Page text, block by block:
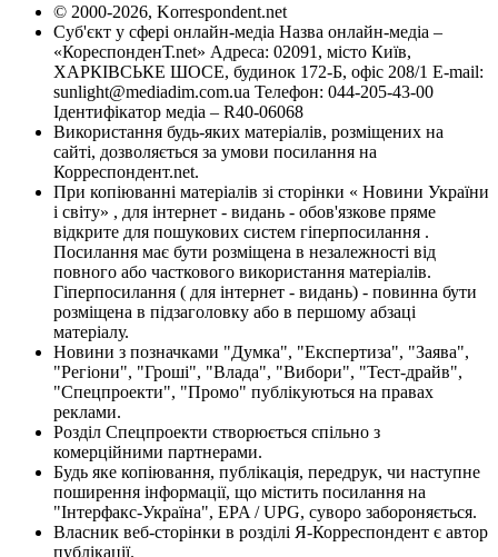
© 2000-2026, Korrespondent.net
Суб'єкт у сфері онлайн-медіа Назва онлайн-медіа –
«КореспонденТ.net» Адреса: 02091, місто Київ,
ХАРКІВСЬКЕ ШОСЕ, будинок 172-Б, офіс 208/1 E-mail:
sunlight@mediadim.com.ua Телефон: 044-205-43-00
Ідентифікатор медіа – R40-06068
Використання будь-яких матеріалів, розміщених на
сайті, дозволяється за умови посилання на
Корреспондент.net.
При копіюванні матеріалів зі сторінки « Новини України
і світу» , для інтернет - видань - обов'язкове пряме
відкрите для пошукових систем гіперпосилання .
Посилання має бути розміщена в незалежності від
повного або часткового використання матеріалів.
Гіперпосилання ( для інтернет - видань) - повинна бути
розміщена в підзаголовку або в першому абзаці
матеріалу.
Новини з позначками "Думка", "Експертиза", "Заява",
"Регіони", "Гроші", "Влада", "Вибори", "Тест-драйв",
"Спецпроекти", "Промо" публікуються на правах
реклами.
Розділ Спецпроекти створюється спільно з
комерційними партнерами.
Будь яке копіювання, публікація, передрук, чи наступне
поширення інформації, що містить посилання на
"Інтерфакс-Україна", EPA / UPG, суворо забороняється.
Власник веб-сторінки в розділі Я-Корреспондент є автор
публікації.